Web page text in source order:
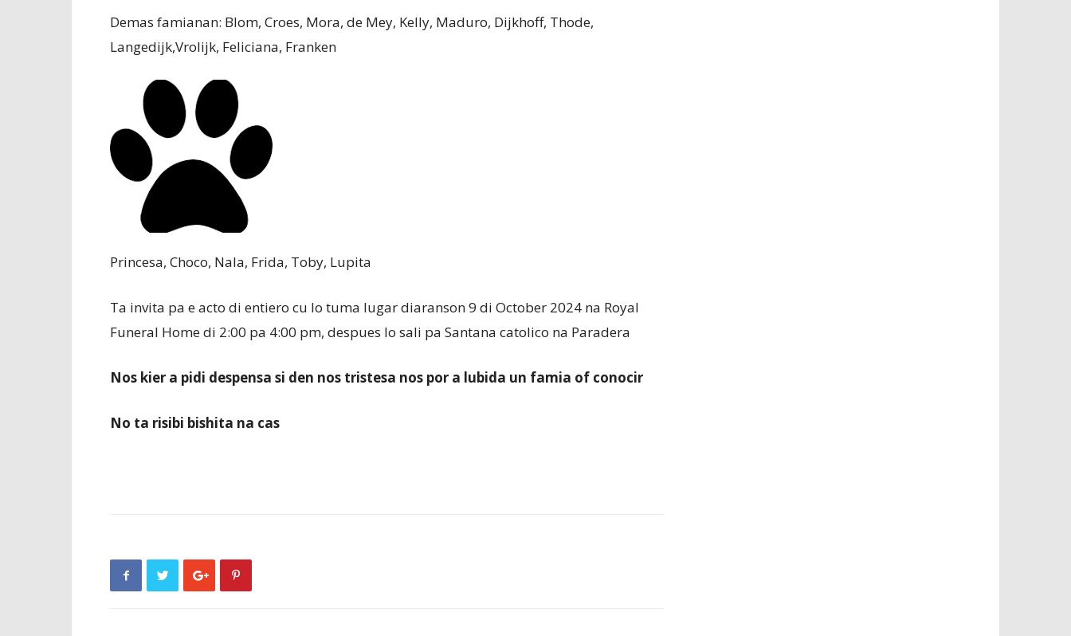
Demas famianan: Blom, Croes, Mora, de Mey, Kelly, Maduro, Dijkhoff, Thode,
Langedijk,Vrolijk, Feliciana, Franken
Princesa, Choco, Nala, Frida, Toby, Lupita
Ta invita pa e acto di entiero cu lo tuma lugar diaranson 9 di October 2024 na Royal
Funeral Home di 2:00 pa 4:00 pm, despues lo sali pa Santana catolico na Paradera
Nos kier a pidi despensa si den nos tristesa nos por a lubida un famia of conocir
No ta risibi bishita na cas